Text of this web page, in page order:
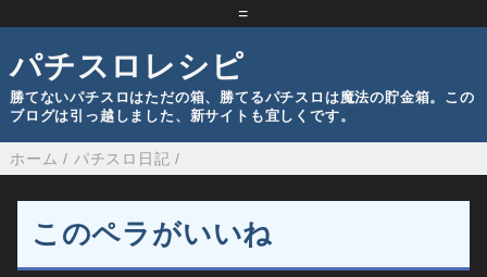
=
パチスロレシピ
勝てないパチスロはただの箱、勝てるパチスロは魔法の貯金箱。この
ブログは引っ越しました、新サイトも宜しくです。
ホーム / パチスロ日記 /
このペラがいいね